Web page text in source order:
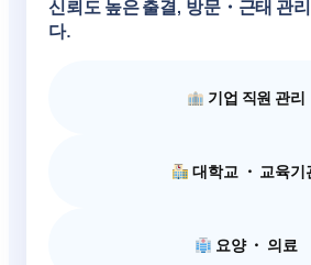
신뢰도 높은 출결, 방문・근태 관
다.
기업 직원 관리
대학교 ・ 교육기
요양 ・ 의료